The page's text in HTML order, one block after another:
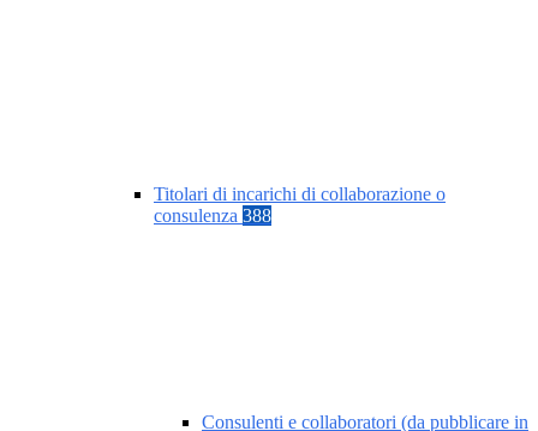
Titolari di incarichi di collaborazione o
consulenza 388
Consulenti e collaboratori (da pubblicare in